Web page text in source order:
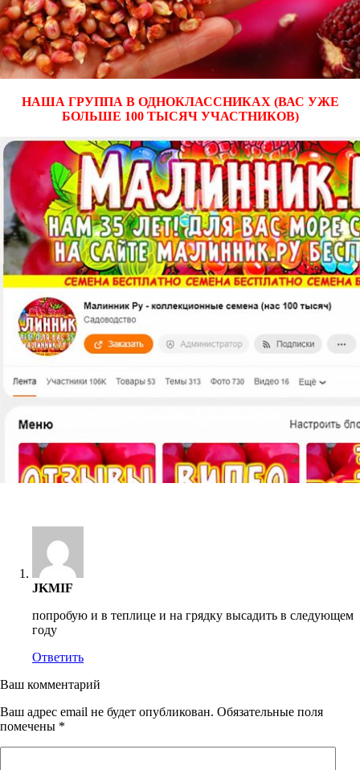
НАША ГРУППА В ОДНОКЛАССНИКАХ (ВАС УЖЕ
БОЛЬШЕ 100 ТЫСЯЧ УЧАСТНИКОВ)
JKMIF
попробую и в теплице и на грядку высадить в следующем
году
Ответить
Ваш комментарий
Ваш адрес email не будет опубликован. Обязательные поля
помечены *